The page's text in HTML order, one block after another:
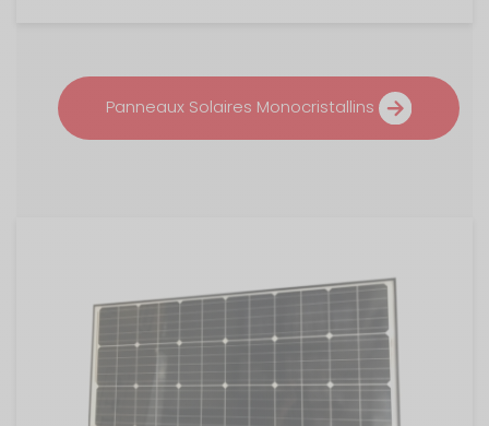
Panneaux Solaires Monocristallins